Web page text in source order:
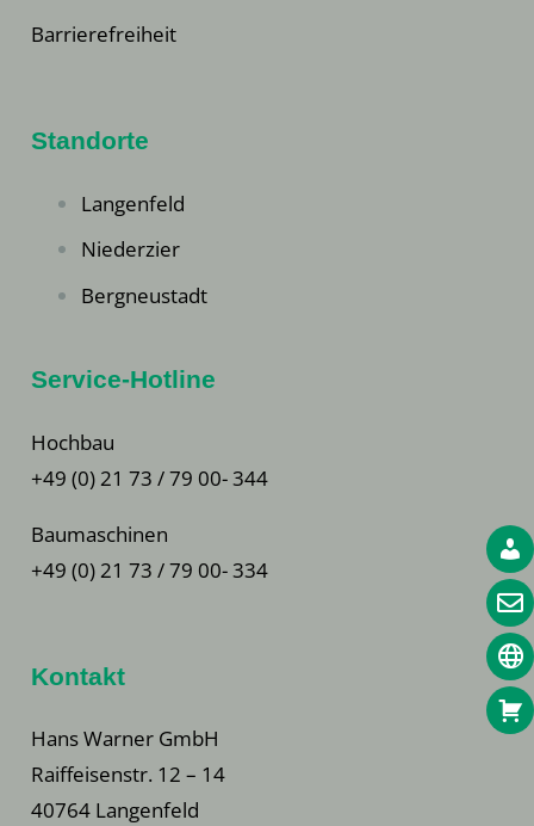
Barrierefreiheit
Standorte
Langenfeld
Niederzier
Bergneustadt
Service-Hotline
Hochbau
+49 (0) 21 73 / 79 00- 344
Baumaschinen
+49 (0) 21 73 / 79 00- 334
Kontakt
Hans Warner GmbH
Raiffeisenstr. 12 – 14
40764 Langenfeld